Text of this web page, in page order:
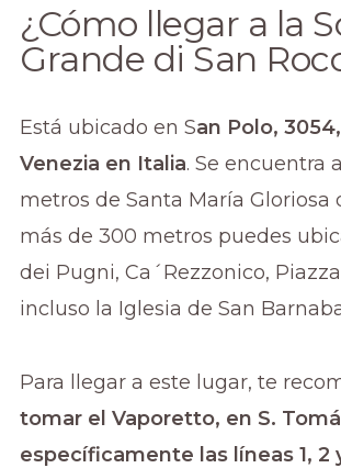
¿Cómo llegar a la
Grande di San
Está ubicado en San Polo,
Venezia en Italia. Se encuentra
metros de Santa María Gloriosa
más de 300 metros puedes
dei Pugni, Ca´Rezzonico,
incluso la Iglesia de San
Para llegar a este lugar, te
tomar el Vaporetto, en S.
específicamente las líneas 1, 2